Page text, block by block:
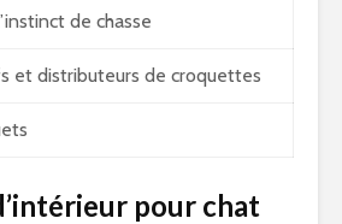
de chasse
et distributeurs de croquettes
pour chat